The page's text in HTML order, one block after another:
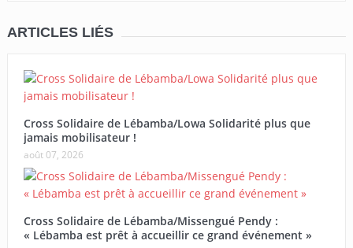
ARTICLES LIÉS
Cross Solidaire de Lébamba/Lowa Solidarité plus que
jamais mobilisateur !
août 07, 2026
Cross Solidaire de Lébamba/Missengué Pendy :
« Lébamba est prêt à accueillir ce grand événement »